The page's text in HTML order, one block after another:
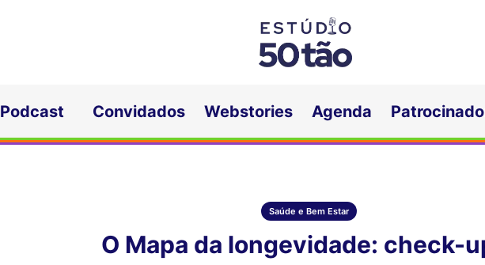
Podcast Convidados Webstories Agenda
Saúde e Bem Estar
O Mapa da longevidade: check-